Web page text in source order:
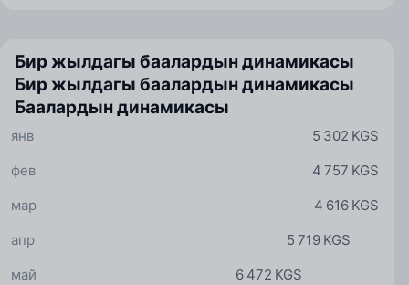
Бир жылдагы баалардын динамикасы
Бир жылдагы баалардын динамикасы
Баалардын динамикасы
5 302 KGS
янв
4 757 KGS
фев
4 616 KGS
мар
5 719 KGS
апр
6 472 KGS
май